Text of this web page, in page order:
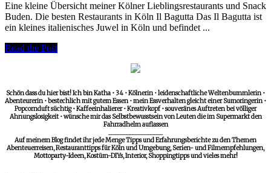
Eine kleine Übersicht meiner Kölner Lieblingsrestaurants und Snack
Buden. Die besten Restaurants in Köln Il Bagutta Das Il Bagutta ist
ein kleines italienisches Juwel in Köln und befindet ...
Read the Post
Schön dass du hier bist! Ich bin Katha • 34 • Kölnerin • leidenschaftliche Weltenbummlerin •
Abenteurerin • bestechlich mit gutem Essen • mein Essverhalten gleicht einer Sumoringerin •
Popcornduft süchtig • Kaffeeinhalierer • Kreativkopf • souveränes Auftreten bei völliger
Ahnungslosigkeit • wünsche mir das Selbstbewusstsein von Leuten die im Supermarkt den
Fahrradhelm auflassen
__________________
Auf meinem Blog findet ihr jede Menge Tipps und Erfahrungsberichte zu den Themen
Abenteuerreisen, Restauranttipps für Köln und Umgebung, Serien- und Filmempfehlungen,
Mottoparty-Ideen, Kostüm-DIYs, Interior, Shoppingtipps und vieles mehr!